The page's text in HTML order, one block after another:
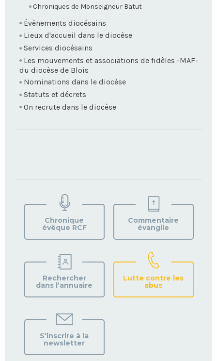
Chroniques de Monseigneur Batut
Évènements diocésains
Lieux d'accueil dans le diocèse
Services diocésains
Les mouvements et associations de fidèles -MAF-
du diocèse de Blois
Nominations dans le diocèse
Statuts et décrets
On recrute dans le diocèse
VOTRE
PAROISSE
Chronique
évêque RCF
Commentaire
évangile
Rechercher
dans l’annuaire
Lutte contre les
abus
S'inscrire à la
newsletter